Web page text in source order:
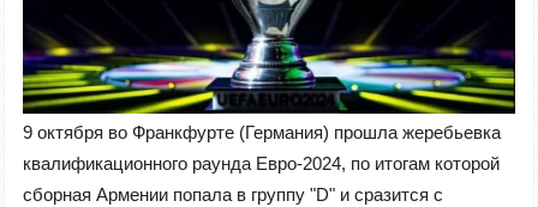
9 октября во Франкфурте (Германия) прошла жеребьевка
квалификационного раунда Евро-2024, по итогам которой
сборная Армении попала в группу "D" и сразится с